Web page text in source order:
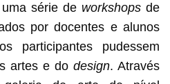
série de workshops de
por docentes e alunos
participantes pudessem
artes e dodesign. Através